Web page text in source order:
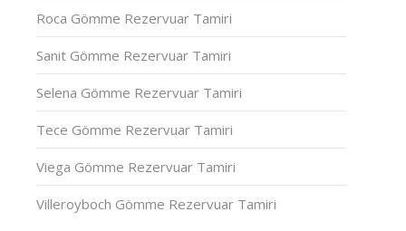
Roca Gömme Rezervuar Tamiri
Sanit Gömme Rezervuar Tamiri
Selena Gömme Rezervuar Tamiri
Tece Gömme Rezervuar Tamiri
Viega Gömme Rezervuar Tamiri
Villeroyboch Gömme Rezervuar Tamiri